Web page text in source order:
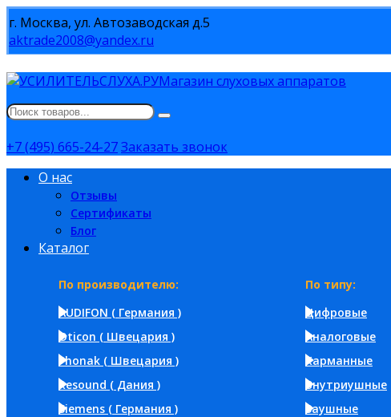
г. Москва, ул. Автозаводская д.5
aktrade2008@yandex.ru
Магазин слуховых аппаратов
+7 (495) 665-24-27Заказать звонок
О нас
Отзывы
Сертификаты
Блог
Каталог
По производителю:
AUDIFON ( Германия )
Oticon ( Швецария )
Phonak ( Швецария )
Resound ( Дания )
Siemens ( Германия )
По типу:
Цифровые
Аналоговые
Карманные
Внутриушные
Заушные